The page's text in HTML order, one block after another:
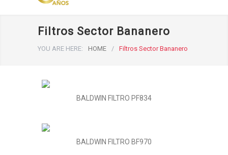
Filtros Sector Bananero
YOU ARE HERE: HOME / Filtros Sector Bananero
BALDWIN FILTRO PF834
BALDWIN FILTRO BF970